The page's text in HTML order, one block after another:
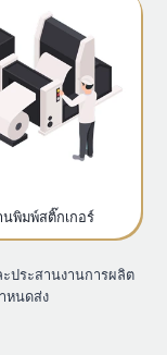
นพิมพ์สติ๊กเกอร์
ประสานงานการผลิต
หนดส่ง